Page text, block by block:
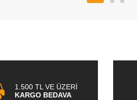
1.500 TL VE ÜZERİ
KARGO BEDAVA